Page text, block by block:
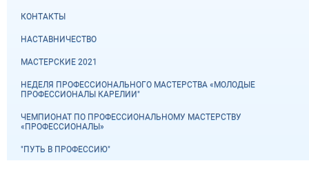
КОНТАКТЫ
НАСТАВНИЧЕСТВО
МАСТЕРСКИЕ 2021
НЕДЕЛЯ ПРОФЕССИОНАЛЬНОГО МАСТЕРСТВА «МОЛОДЫЕ
ПРОФЕССИОНАЛЫ КАРЕЛИИ"
ЧЕМПИОНАТ ПО ПРОФЕССИОНАЛЬНОМУ МАСТЕРСТВУ
«ПРОФЕССИОНАЛЫ»
"ПУТЬ В ПРОФЕССИЮ"